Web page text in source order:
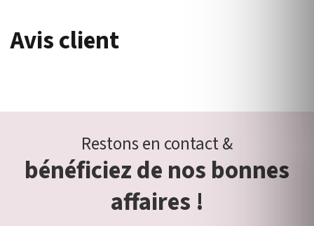
Avis client
Restons en contact &
bénéficiez de nos bonnes
affaires !